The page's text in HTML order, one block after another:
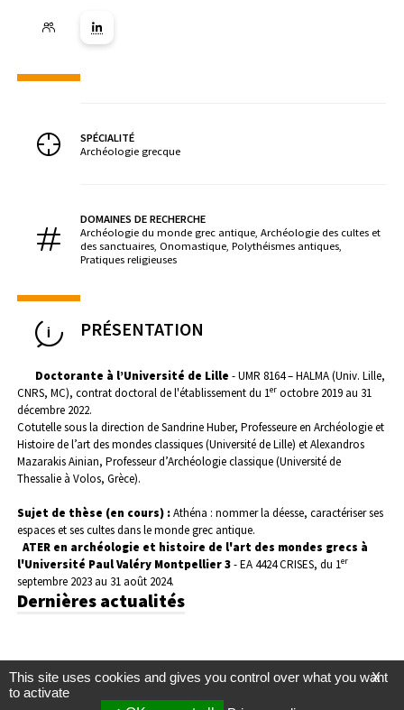
Lien vers la page Linkedin ( Nouvelle fenêtre)
SPÉCIALITÉ
Archéologie grecque
DOMAINES DE RECHERCHE
Archéologie du monde grec antique, Archéologie des cultes et
des sanctuaires, Onomastique, Polythéismes antiques,
Pratiques religieuses
PRÉSENTATION
Doctorante à l’Université de Lille - UMR 8164 – HALMA (Univ. Lille,
CNRS, MC), contrat doctoral de l'établissement du 1er octobre 2019 au 31
décembre 2022.
Cotutelle sous la direction de Sandrine Huber, Professeure en Archéologie et
Histoire de l’art des mondes classiques (Université de Lille) et Alexandros
Mazarakis Ainian, Professeur d’Archéologie classique (Université de
Thessalie à Volos, Grèce).
Sujet de thèse (en cours) :Athéna : nommer la déesse, caractériser ses
espaces et ses cultes dans le monde grec antique.
ATER en archéologie et histoire de l'art des mondes grecs à
l'Université Paul Valéry Montpellier 3- EA 4424 CRISES, du 1er
septembre 2023 au 31 août 2024.
Dernières actualités
X
This site uses cookies and gives you control over what you want
to activate